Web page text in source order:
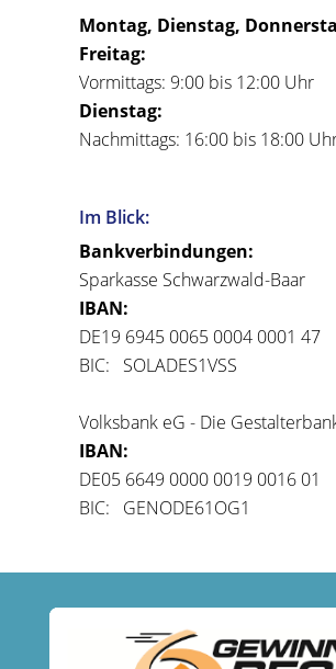
Montag, Dienstag,
Freitag:
Vormittags: 9:00 bis 12:00 Uhr
Dienstag:
Nachmittags: 16:00 bis 18:00
Im Blick:
Bankverbindungen:
Sparkasse Schwarzwald-Baar
IBAN:
DE19 6945 0065 0004 0001 47
BIC: SOLADES1VSS
Volksbank eG - Die
IBAN:
DE05 6649 0000 0019 0016 01
BIC: GENODE61OG1